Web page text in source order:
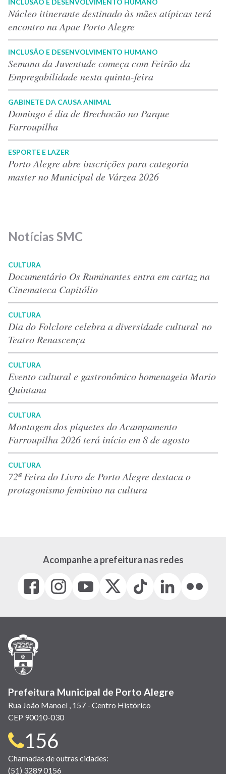
Núcleo itinerante destinado às mães atípicas terá
encontro na Apae Porto Alegre
INCLUSÃO E DESENVOLVIMENTO HUMANO
Semana da Juventude começa com Feirão da
Empregabilidade nesta quinta-feira
GABINETE DA CAUSA ANIMAL
Domingo é dia de Brechocão no Parque
Farroupilha
ESPORTE E LAZER
Porto Alegre abre inscrições para categoria
master no Municipal de Várzea 2026
Notícias SMC
CULTURA
Documentário Os Ruminantes entra em cartaz na
Cinemateca Capitólio
CULTURA
Dia do Folclore celebra a diversidade cultural no
Teatro Renascença
CULTURA
Evento cultural e gastronômico homenageia Mario
Quintana
CULTURA
Montagem dos piquetes do Acampamento
Farroupilha 2026 terá início em 8 de agosto
CULTURA
72ª Feira do Livro de Porto Alegre destaca o
protagonismo feminino na cultura
Acompanhe a prefeitura nas redes
Facebook
(link
em
janela)
Instagram
(link
em
(link
em
(Antigo
(link
Tiktok
(link
em
LinkedIn
(link
em
(link
em
Prefeitura Municipal de Porto Alegre
Rua João Manoel , 157 - Centro Histórico
CEP 90010-030
Telefone
para
156
Chamadas de outras cidades:
(51) 3289 0156